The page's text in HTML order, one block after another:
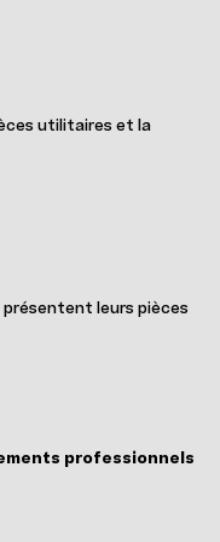
utilitaires et la
présentent leurs pièces
professionnels